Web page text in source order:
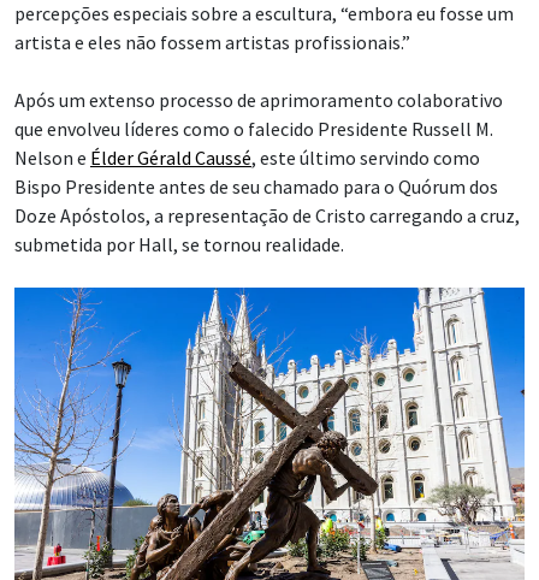
percepções especiais sobre a escultura, “embora eu fosse um
artista e eles não fossem artistas profissionais.”
Após um extenso processo de aprimoramento colaborativo
que envolveu líderes como o falecido Presidente Russell M.
Nelson e Élder Gérald Caussé, este último servindo como
Bispo Presidente antes de seu chamado para o Quórum dos
Doze Apóstolos, a representação de Cristo carregando a cruz,
submetida por Hall, se tornou realidade.